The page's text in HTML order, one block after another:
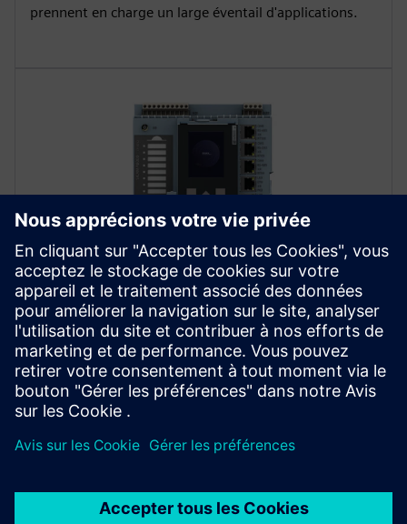
prennent en charge un large éventail d'applications.
Découvrez les runtimes de
SICAM A8000
SICAM A8000 CP-8010/12
plateforme SICAM 8, combinant le contrôle, la
élevée pour permettre une automatisation de
l'alimentation flexible et efficace sur de multiples